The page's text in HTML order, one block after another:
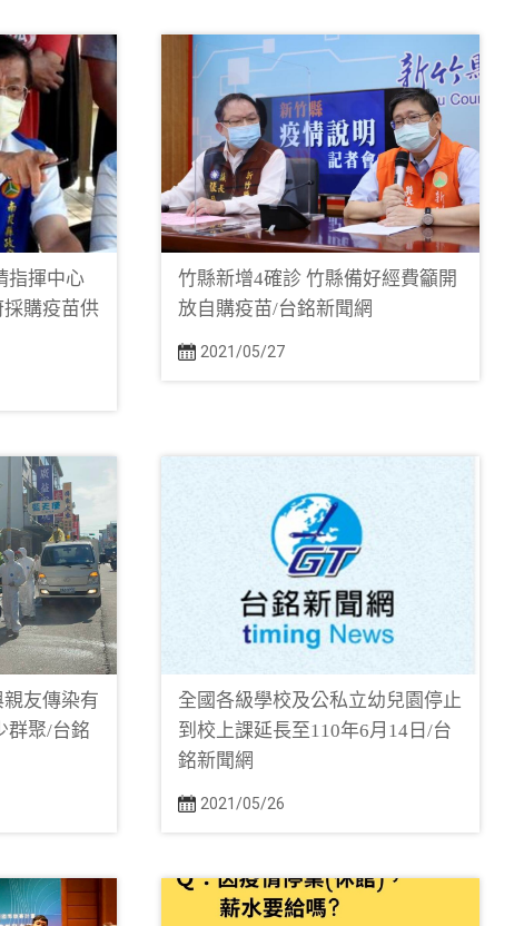
指揮中心
購疫苗供
竹縣新增4確診 竹縣備好經費籲開
放自購疫苗/台銘新聞網
2021/05/27
友傳染有
群聚/台銘
全國各級學校及公私立幼兒園停止
到校上課延長至110年6月14日/台
銘新聞網
2021/05/26